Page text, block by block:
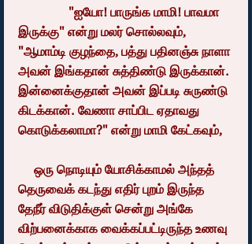
இருக்கு" என்று மலர் சொல்லவும்,
"ஆமாம்டி குழந்தை, பத்து பதினஞ்சு நாளா
அவன் இங்கதான் சுத்திண்டு இருக்கான்.
இன்னைக்குதான் அவன் இப்படி சுருண்டு
கிடக்கான். வேணா சாப்பிட ஏதாவது
கொடுக்கலாமா?" என்று மாமி கேட்கவும்,
தெருவைக் கடந்து எதிர் புறம் இருந்த
தேநீர் விடுதிக்குள் சென்று அங்கே
விற்பனைக்காக வைக்கப்பட்டிருந்த உணவு